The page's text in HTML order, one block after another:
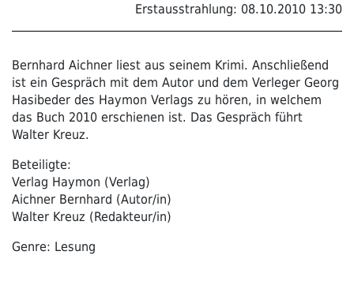
Erstausstrahlung: 08.10.2010 13:30
Bernhard Aichner liest aus seinem Krimi. Anschließend
ist ein Gespräch mit dem Autor und dem Verleger Georg
Hasibeder des Haymon Verlags zu hören, in welchem
das Buch 2010 erschienen ist. Das Gespräch führt
Walter Kreuz.
Beteiligte:
Verlag Haymon (Verlag)
Aichner Bernhard (Autor/in)
Walter Kreuz (Redakteur/in)
Genre: Lesung